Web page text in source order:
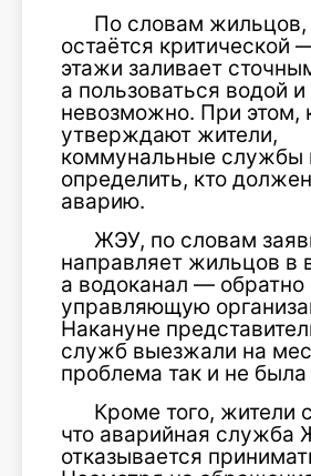
По словам жильцов,
остаётся критической
этажи заливает
а пользоваться водой
невозможно. При этом,
утверждают жители,
коммунальные службы
определить, кто
аварию.
ЖЭУ, по словам
направляет жильцов в
а водоканал — обратно
управляющую
Накануне
служб выезжали на
проблема так и не
Кроме того, жители
что аварийная служба
отказывается